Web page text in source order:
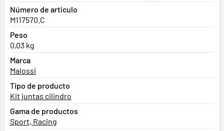
Número de artículo
M117570.C
Peso
0,03 kg
Marca
Malossi
Tipo de producto
Kit juntas cilindro
Gama de productos
Sport, Racing